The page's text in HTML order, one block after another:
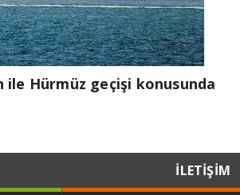
ile Hürmüz geçişi konusunda
İLETİŞİM